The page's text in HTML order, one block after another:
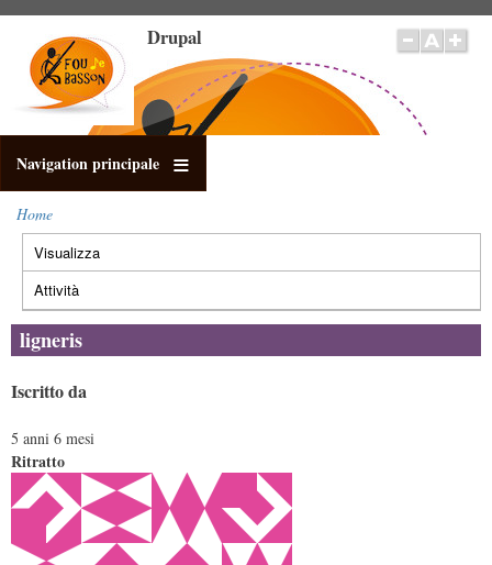
contenuto
principale
Drupal
Navigation principale
Briciole
di
pane
Home
Schede
primarie
Visualizza
attiva)
Attività
ligneris
Iscritto da
5 anni 6 mesi
Ritratto